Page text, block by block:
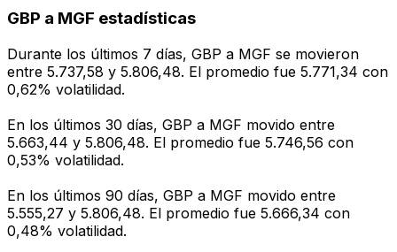
GBP a MGF estadísticas
Durante los últimos 7 días, GBP a MGF se movieron
entre 5.737,58 y 5.806,48. El promedio fue 5.771,34 con
0,62% volatilidad.
En los últimos 30 días, GBP a MGF movido entre
5.663,44 y 5.806,48. El promedio fue 5.746,56 con
0,53% volatilidad.
En los últimos 90 días, GBP a MGF movido entre
5.555,27 y 5.806,48. El promedio fue 5.666,34 con
0,48% volatilidad.